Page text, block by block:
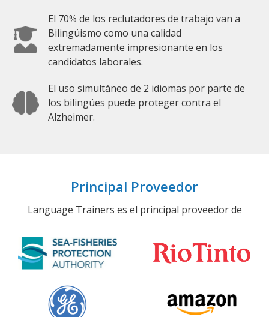
El 70% de los reclutadores de trabajo van a
Bilingüismo como una calidad
extremadamente impresionante en los
candidatos laborales.
El uso simultáneo de 2 idiomas por parte de
los bilingües puede proteger contra el
Alzheimer.
Principal Proveedor
Language Trainers es el principal proveedor de